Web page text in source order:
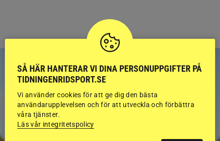
SÅ HÄR HANTERAR VI DINA PERSONUPPGIFTER PÅ
TIDNINGENRIDSPORT.SE
Vi använder cookies för att ge dig den bästa
användarupplevelsen och för att utveckla och förbättra
våra tjänster.
Läs vår integritetspolicy